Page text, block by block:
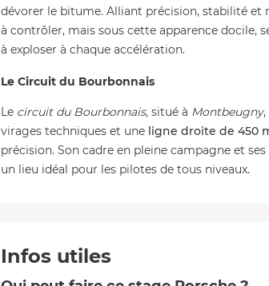
dévorer le bitume. Alliant précision, stabilité
à contrôler, mais sous cette apparence docile,
à exploser à chaque accélération.
Le Circuit du Bourbonnais
Le circuit du Bourbonnais, situé à Montbeugny
virages techniques et une ligne droite de 450
précision. Son cadre en pleine campagne et
un lieu idéal pour les pilotes de tous niveaux.
Infos utiles